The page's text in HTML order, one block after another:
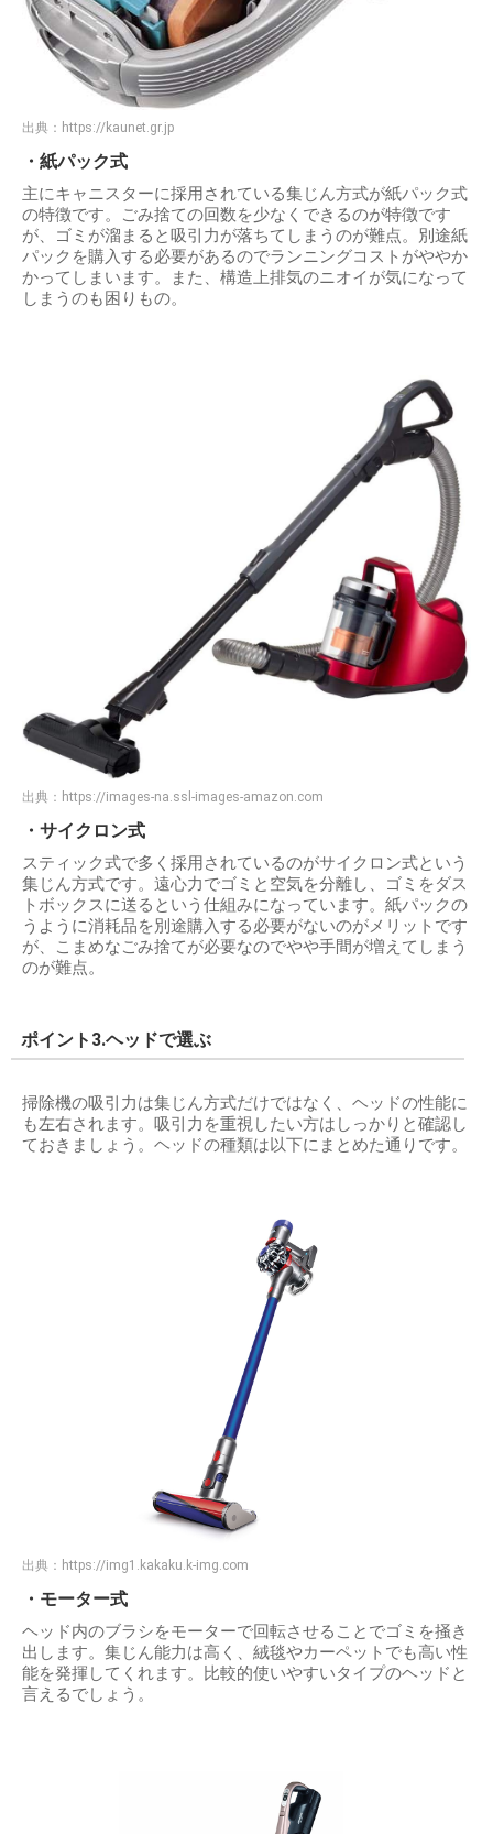
出典： https://kaunet.gr.jp
・紙パック式
主にキャニスターに採用されている集じん方式が紙パック式
の特徴です。ごみ捨ての回数を少なくできるのが特徴です
が、ゴミが溜まると吸引力が落ちてしまうのが難点。別途紙
パックを購入する必要があるのでランニングコストがややか
かってしまいます。また、構造上排気のニオイが気になって
しまうのも困りもの。
出典： https://images-na.ssl-images-amazon.com
・サイクロン式
スティック式で多く採用されているのがサイクロン式という
集じん方式です。遠心力でゴミと空気を分離し、ゴミをダス
トボックスに送るという仕組みになっています。紙パックの
うように消耗品を別途購入する必要がないのがメリットです
が、こまめなごみ捨てが必要なのでやや手間が増えてしまう
のが難点。
ポイント3.ヘッドで選ぶ
掃除機の吸引力は集じん方式だけではなく、ヘッドの性能に
も左右されます。吸引力を重視したい方はしっかりと確認し
ておきましょう。ヘッドの種類は以下にまとめた通りです。
出典： https://img1.kakaku.k-img.com
・モーター式
ヘッド内のブラシをモーターで回転させることでゴミを掻き
出します。集じん能力は高く、絨毯やカーペットでも高い性
能を発揮してくれます。比較的使いやすいタイプのヘッドと
言えるでしょう。